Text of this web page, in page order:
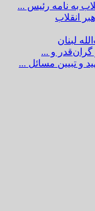
به نامه رئیس ...
انقلاب
لبنان
و ...
و تبیین مسائل ...